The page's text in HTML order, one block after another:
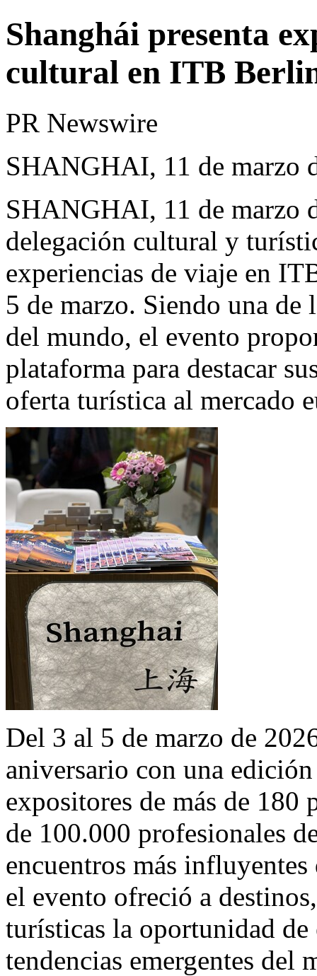
Shanghái presenta
cultural en ITB
PR Newswire
SHANGHAI, 11 de marzo
SHANGHAI, 11 de marzo
delegación cultural y
experiencias de viaje en
5 de marzo. Siendo una de
del mundo, el evento
plataforma para destacar
oferta turística al mercado
Del 3 al 5 de marzo de
aniversario con una
expositores de más de 180
de 100.000 profesionales
encuentros más
el evento ofreció a
turísticas la oportunidad
tendencias emergentes del